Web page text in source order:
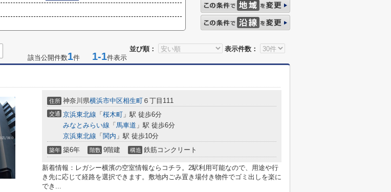
並び順： 表示件数：
該当公開件数1件 1-1件表示
住所 神奈川県横浜市中区相生町 ６丁目111
交通 京浜東北線 「 桜木町 」駅 徒歩6分
みなとみらい線 「 馬車道 」駅 徒歩6分
京浜東北線 「 関内 」駅 徒歩10分
築年 築6年 階数 9階建 構造 鉄筋コンクリート
新着情報：レガシー横濱の空室情報ならコチラ。2駅利用可能なので、用途や行
き先に応じて経路を選択できます。敷地内ごみ置き場付き物件でゴミ出しを楽に
でき...